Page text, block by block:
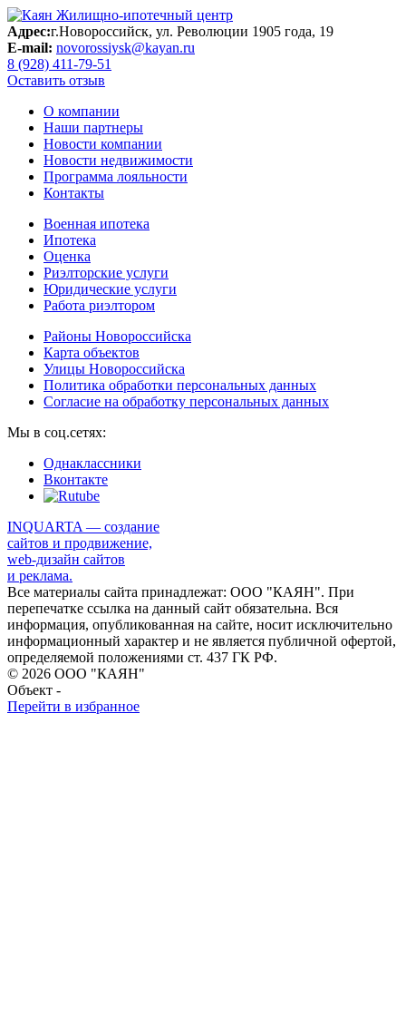
Адрес:г.Новороссийск, ул. Революции 1905 года, 19
E-mail: novorossiysk@kayan.ru
8 (928) 411-79-51
Оставить отзыв
О компании
Наши партнеры
Новости компании
Новости недвижимости
Программа лояльности
Контакты
Военная ипотека
Ипотека
Оценка
Риэлторские услуги
Юридические услуги
Работа риэлтором
Районы Новороссийска
Карта объектов
Улицы Новороссийска
Политика обработки персональных данных
Согласие на обработку персональных данных
Мы в соц.сетях:
Однаклассники
Вконтакте
INQUARTA — создание
сайтов и продвижение,
web-дизайн сайтов
и реклама.
Все материалы сайта принадлежат: ООО "КАЯН". При
перепечатке ссылка на данный сайт обязательна. Вся
информация, опубликованная на сайте, носит исключительно
информационный характер и не является публичной офертой,
определяемой положениями ст. 437 ГК РФ.
© 2026 ООО "КАЯН"
Объект -
Перейти в избранное